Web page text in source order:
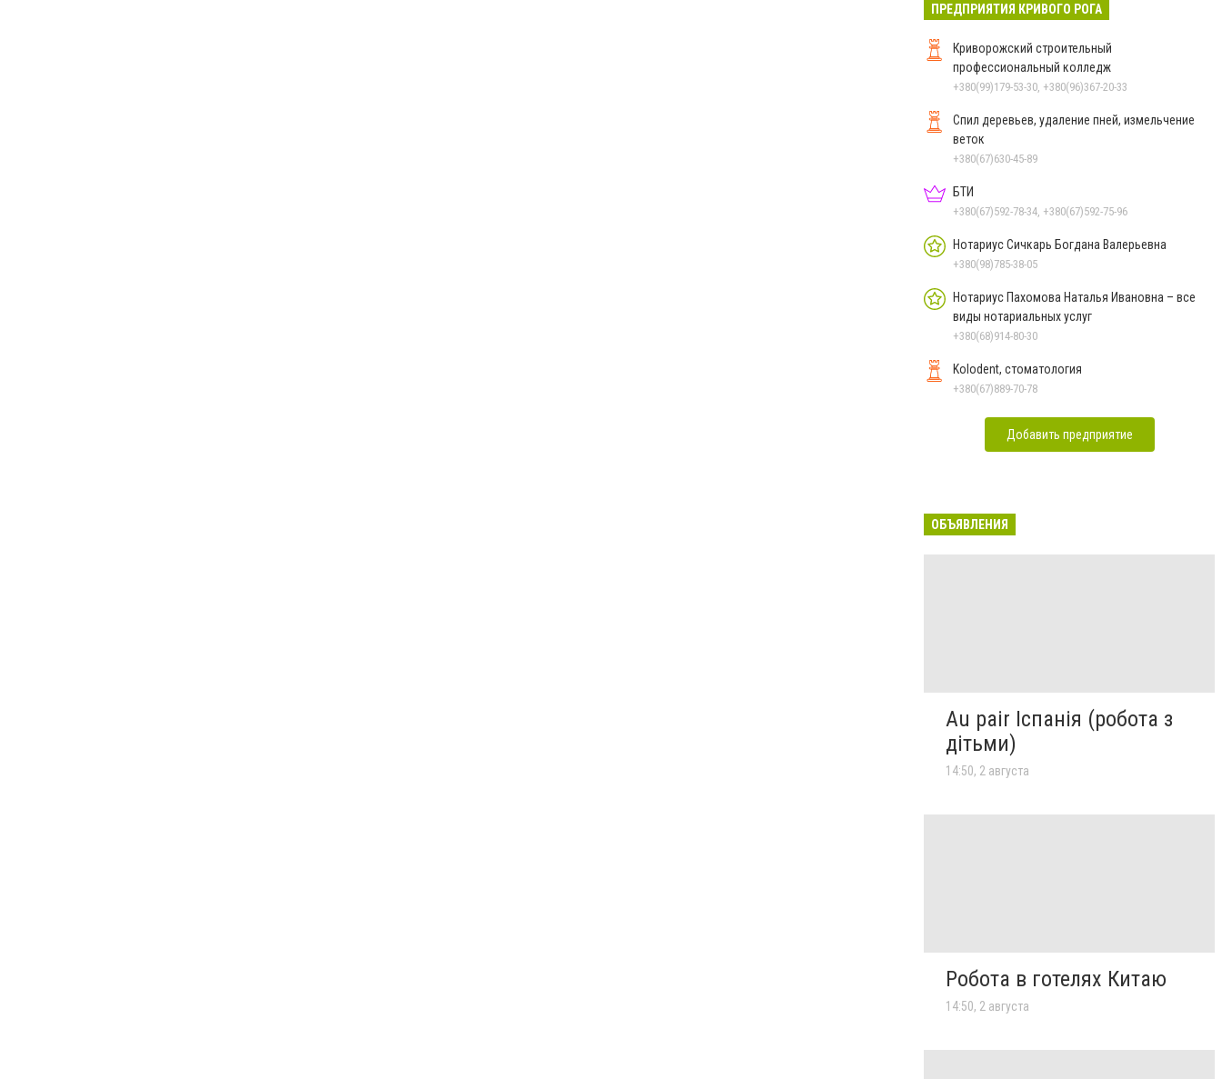
ПРЕДПРИЯТИЯ КРИВОГО РОГА
Криворожский строительный
профессиональный колледж
+380(99)179-53-30, +380(96)367-20-33
Спил деревьев, удаление пней, измельчение
веток
+380(67)630-45-89
БТИ
+380(67)592-78-34, +380(67)592-75-96
Нотариус Сичкарь Богдана Валерьевна
+380(98)785-38-05
Нотариус Пахомова Наталья Ивановна – все
виды нотариальных услуг
+380(68)914-80-30
Kolodent, стоматология
+380(67)889-70-78
Добавить предприятие
ОБЪЯВЛЕНИЯ
Au pair Іспанія (робота з
дітьми)
14:50, 2 августа
Робота в готелях Китаю
14:50, 2 августа